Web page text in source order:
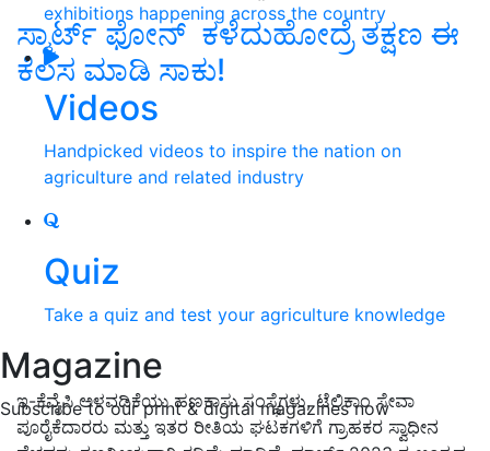
exhibitions happening across the country
Videos
Handpicked videos to inspire the nation on
agriculture and related industry
Quiz
Take a quiz and test your agriculture knowledge
Magazine
Subscribe to our print & digital magazines now
ಸ್ಮಾರ್ಟ್‌ ಫೋನ್‌ ಕಳೆದುಹೋದ್ರೆ ತಕ್ಷಣ ಈ
ಕೆಲಸ ಮಾಡಿ ಸಾಕು!
ಇ-ಕೆವೈಸಿ ಅಳವಡಿಕೆಯು ಹಣಕಾಸು ಸಂಸ್ಥೆಗಳು, ಟೆಲಿಕಾಂ ಸೇವಾ
ಪೂರೈಕೆದಾರರು ಮತ್ತು ಇತರ ರೀತಿಯ ಘಟಕಗಳಿಗೆ ಗ್ರಾಹಕರ ಸ್ವಾಧೀನ